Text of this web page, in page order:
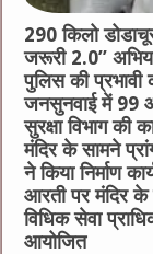
290 किलो
जरूरी 2.0”
पुलिस की प्रभावी
जनसुनवाई में 99
सुरक्षा विभाग की
मंदिर के सामने
ने किया निर्माण
आरती पर मंदिर
विधिक सेवा
आयोजित